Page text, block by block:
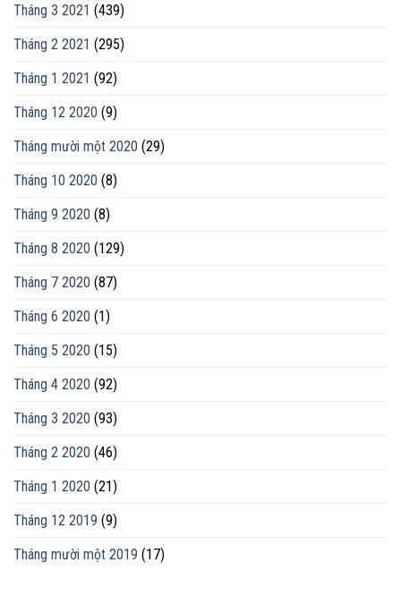
Tháng 3 2021 (439)
Tháng 2 2021 (295)
Tháng 1 2021 (92)
Tháng 12 2020 (9)
Tháng mười một 2020 (29)
Tháng 10 2020 (8)
Tháng 9 2020 (8)
Tháng 8 2020 (129)
Tháng 7 2020 (87)
Tháng 6 2020 (1)
Tháng 5 2020 (15)
Tháng 4 2020 (92)
Tháng 3 2020 (93)
Tháng 2 2020 (46)
Tháng 1 2020 (21)
Tháng 12 2019 (9)
Tháng mười một 2019 (17)